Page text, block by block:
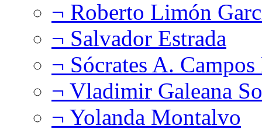
¬ Roberto Limón
¬ Salvador Estrada
¬ Sócrates A.
¬ Vladimir Galeana
¬ Yolanda Montalvo